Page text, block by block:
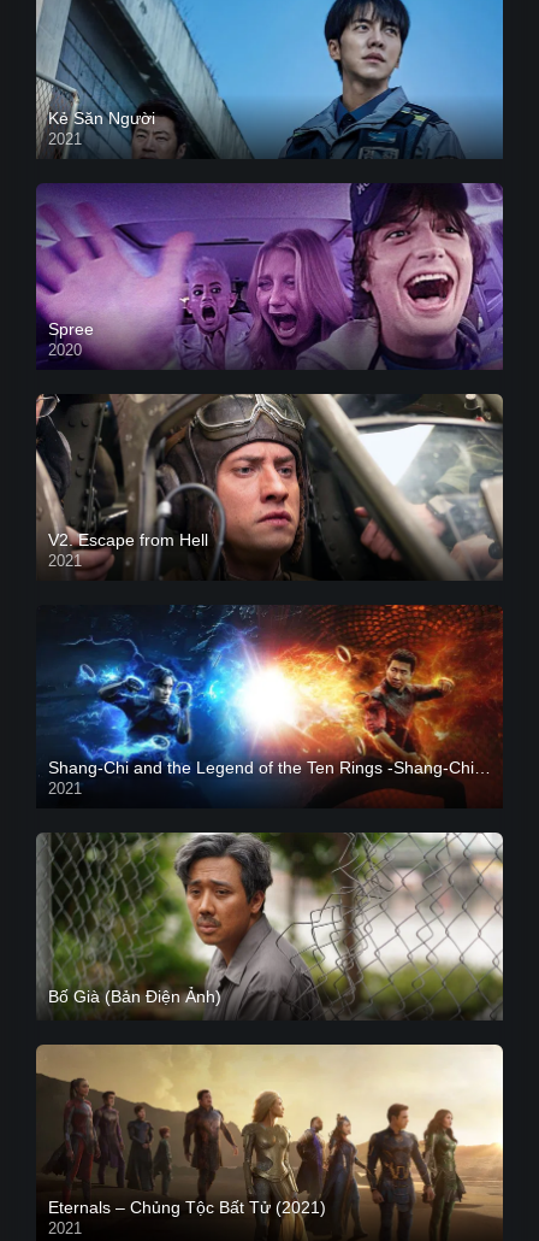
Kẻ Săn Người
2021
Spree
2020
V2. Escape from Hell
2021
Shang-Chi and the Legend of the Ten Rings -Shang-Chi và huyền thoại Thập Luân
2021
CAM
Bố Già (Bản Điện Ảnh)
Eternals – Chủng Tộc Bất Tử (2021)
2021